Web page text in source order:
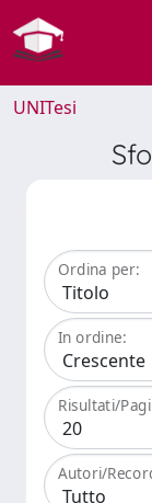
UNITesi
Ordina per:
In ordine:
Risultati/
Autori/